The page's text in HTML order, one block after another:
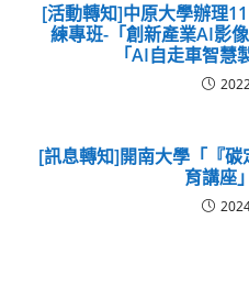
[活動轉知]中原大學辦理
練專班-「創新產業AI影
「AI自走車智慧
[訊息轉知]開南大學「『
育講座